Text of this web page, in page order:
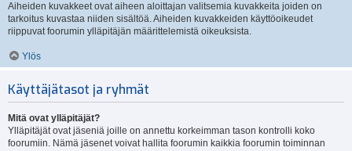
Aiheiden kuvakkeet ovat aiheen aloittajan valitsemia kuvakkeita joiden on
tarkoitus kuvastaa niiden sisältöä. Aiheiden kuvakkeiden käyttöoikeudet
riippuvat foorumin ylläpitäjän määrittelemistä oikeuksista.
Ylös
Käyttäjätasot ja ryhmät
Mitä ovat ylläpitäjät?
Ylläpitäjät ovat jäseniä joille on annettu korkeimman tason kontrolli koko
foorumiin. Nämä jäsenet voivat hallita foorumin kaikkia foorumin toiminnan